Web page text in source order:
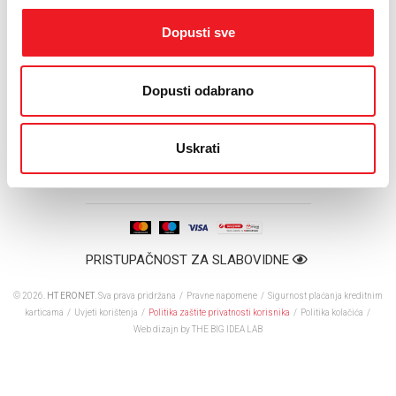
Dopusti sve
Dopusti odabrano
Uskrati
te koristi njene pogodnosti bez obzira na to što je član
besplatnog telefona 063 3800 ili u HT Eronet prodajnim
centrima.
PRISTUPAČNOST ZA SLABOVIDNE
© 2026. HT ERONET . Sva prava pridržana / Pravne napomene / Sigurnost plaćanja kreditnim
karticama / Uvjeti korištenja / Politika zaštite privatnosti korisnika / Politika kolačića /
Web dizajn by THE BIG IDEA LAB